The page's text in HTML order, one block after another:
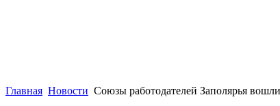
Главная Новости Союзы работодателей Заполярья